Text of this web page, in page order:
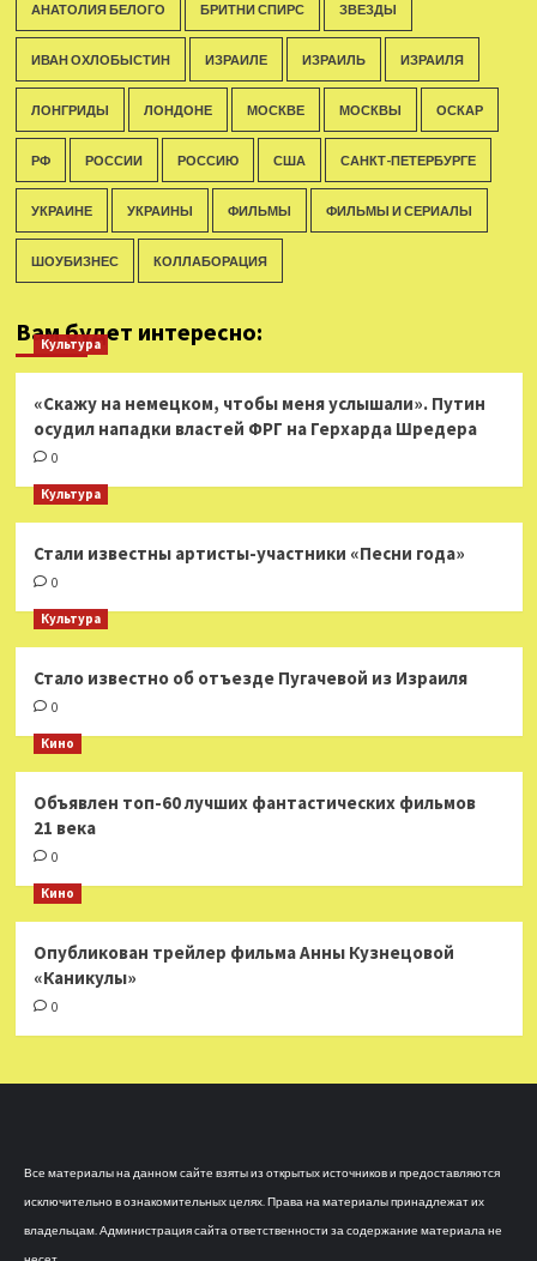
АНАТОЛИЯ БЕЛОГО БРИТНИ СПИРС ЗВЕЗДЫ
ИВАН ОХЛОБЫСТИН ИЗРАИЛЕ ИЗРАИЛЬ ИЗРАИЛЯ
ЛОНГРИДЫ ЛОНДОНЕ МОСКВЕ МОСКВЫ ОСКАР
РФ РОССИИ РОССИЮ США САНКТ-ПЕТЕРБУРГЕ
УКРАИНЕ УКРАИНЫ ФИЛЬМЫ ФИЛЬМЫ И СЕРИАЛЫ
ШОУБИЗНЕС КОЛЛАБОРАЦИЯ
Вам будет интересно:
Культура
«Скажу на немецком, чтобы меня услышали». Путин
осудил нападки властей ФРГ на Герхарда Шредера
0
Культура
Стали известны артисты-участники «Песни года»
0
Культура
Стало известно об отъезде Пугачевой из Израиля
0
Кино
Объявлен топ-60 лучших фантастических фильмов
21 века
0
Кино
Опубликован трейлер фильма Анны Кузнецовой
«Каникулы»
0
Все материалы на данном сайте взяты из открытых источников и предоставляются
исключительно в ознакомительных целях. Права на материалы принадлежат их
владельцам. Администрация сайта ответственности за содержание материала не